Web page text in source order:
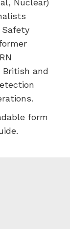
Nuclear)
British and
form